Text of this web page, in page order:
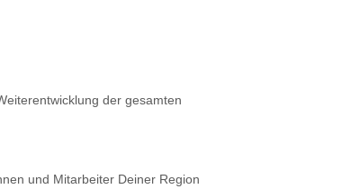
der gesamten
und Mitarbeiter Deiner Region